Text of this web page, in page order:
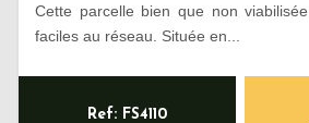
Cette parcelle bien que non
faciles au réseau. Située en...
Ref: FS4110